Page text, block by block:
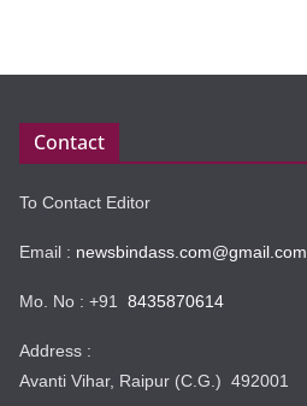
Contact
To Contact Editor
Email : newsbindass.com@gmail.com
Mo. No : +91 8435870614
Address :
Avanti Vihar, Raipur (C.G.) 492001